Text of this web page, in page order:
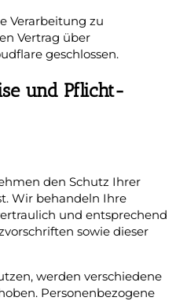
Verarbeitung zu
Vertrag über
geschlossen.
und Pflicht­
den Schutz Ihrer
Wir behandeln Ihre
und entsprechend
sowie dieser
werden verschiedene
Personenbezogene